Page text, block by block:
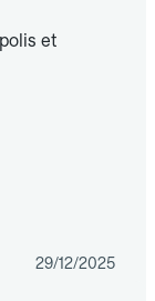
et
29/12/2025